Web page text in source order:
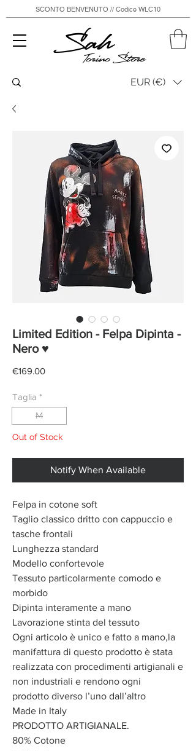
Sah
Torino Store
SCONTO BENVENUTO // Codice WLC10
EUR (€)
Limited Edition - Felpa Dipinta -
Nero ♥
€169.00Price
Taglia *
M
Out of Stock
Notify When Available
Felpa in cotone soft
Taglio classico dritto con cappuccio e
tasche frontali
Lunghezza standard
Modello confortevole
Tessuto particolarmente comodo e
morbido
Dipinta interamente a mano
Lavorazione stinta del tessuto
Ogni articolo è unico e fatto a mano,la
manifattura di questo prodotto è stata
realizzata con procedimenti artigianali e
non industriali e rendono ogni
prodotto diverso l’uno dall’altro
Made in Italy
PRODOTTO ARTIGIANALE.
80% Cotone